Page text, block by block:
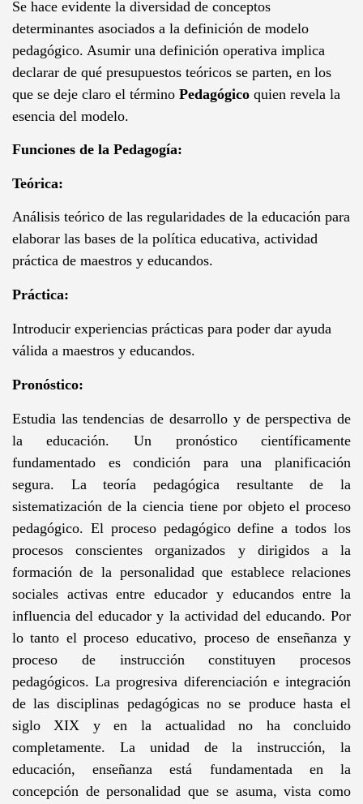
Se hace evidente la diversidad de conceptos
determinantes asociados a la definición de modelo
pedagógico. Asumir una definición operativa implica
declarar de qué presupuestos teóricos se parten, en los
que se deje claro el término Pedagógicoquien revela la
esencia del modelo.
Funciones de la Pedagogía:
Teórica:
Análisis teórico de las regularidades de la educación para
elaborar las bases de la política educativa, actividad
práctica de maestros y educandos.
Práctica:
Introducir experiencias prácticas para poder dar ayuda
válida a maestros y educandos.
Pronóstico:
Estudia las tendencias de desarrollo y de perspectiva de
la educación. Un pronóstico científicamente
fundamentado es condición para una planificación
segura. La teoría pedagógica resultante de la
sistematización de la ciencia tiene por objeto el proceso
pedagógico. El proceso pedagógico define a todos los
procesos conscientes organizados y dirigidos a la
formación de la personalidad que establece relaciones
sociales activas entre educador y educandos entre la
influencia del educador y la actividad del educando. Por
lo tanto el proceso educativo, proceso de enseñanza y
proceso de instrucción constituyen procesos
pedagógicos. La progresiva diferenciación e integración
de las disciplinas pedagógicas no se produce hasta el
siglo XIX y en la actualidad no ha concluido
completamente. La unidad de la instrucción, la
educación, enseñanza está fundamentada en la
concepción de personalidad que se asuma, vista como